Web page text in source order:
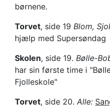
børnene.
Torvet, side 19 Blom,
hjælp med Supersøndag
Skolen, side 19. Bølle-
har sin første time i
Fjolleskole"
Torvet, side 20. Alle: